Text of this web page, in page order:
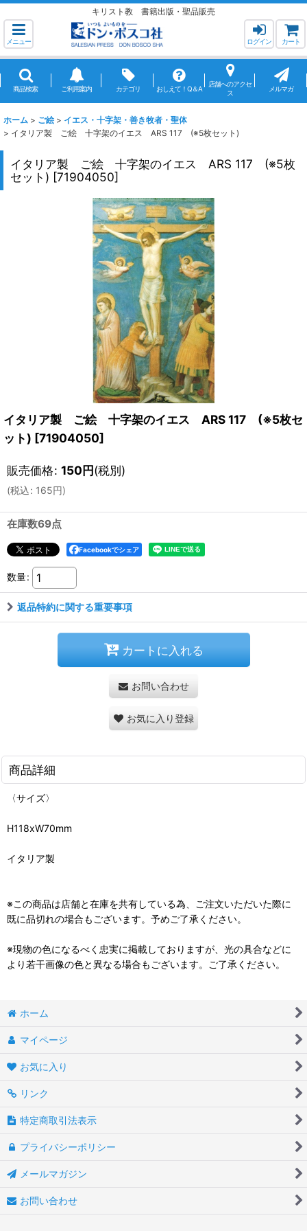
キリスト教 書籍出版・聖品販売
メニュー ログイン カート
商品検索 ご利用案内 カテゴリ おしえて！Q＆A
店舗へのアクセ
ス
メルマガ
ホーム > ご絵 > イエス・十字架・善き牧者・聖体
> イタリア製 ご絵 十字架のイエス ARS 117 (※5枚セット)
イタリア製 ご絵 十字架のイエス ARS 117 (※5枚
セット) [71904050]
イタリア製 ご絵 十字架のイエス ARS 117 (※5枚セ
ット) [71904050]
販売価格: 150円(税別)
(税込: 165円)
在庫数69点
Facebookでシェア
数量:
返品特約に関する重要事項
カートに入れる
お問い合わせ
お気に入り登録
商品詳細
〈サイズ〉
H118xW70mm
イタリア製
※この商品は店舗と在庫を共有している為、ご注文いただいた際に
既に品切れの場合もございます。予めご了承ください。
※現物の色になるべく忠実に掲載しておりますが、光の具合などに
より若干画像の色と異なる場合もございます。ご了承ください。
ホーム
マイページ
お気に入り
リンク
特定商取引法表示
プライバシーポリシー
メールマガジン
お問い合わせ